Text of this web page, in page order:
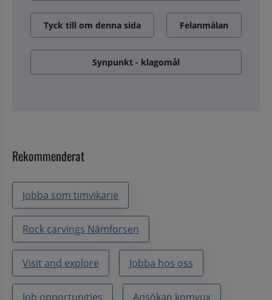
Tyck till om denna sida Felanmälan
Synpunkt - klagomål
Rekommenderat
Jobba som timvikarie
Rock carvings Nämforsen
Visit and explore Jobba hos oss
Job opportunities Ansökan komvux